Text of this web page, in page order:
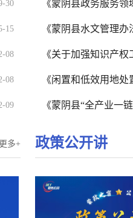
30
15
08
08
09
《蒙阴县政务服务
《蒙阴县水文管理
《关于加强知识产
《闲置和低效用地
《蒙阴县“全产业一
更多+ 政策公开讲